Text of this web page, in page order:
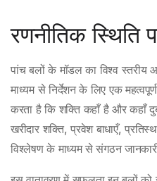
रणनीतिक स्थिति
पांच बलों के मॉडल का विश्व
माध्यम से निर्देशन के लिए एक
करता है कि शक्ति कहाँ है और कहाँ
खरीदार शक्ति, प्रवेश बाधाएँ,
विश्लेषण के माध्यम से संगठन